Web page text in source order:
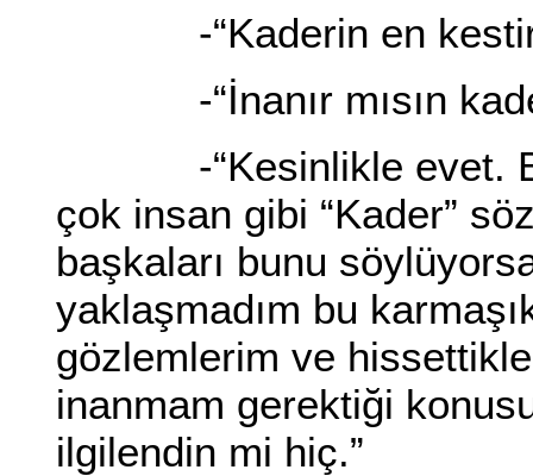
-“Kaderin en
-“İnanır mısın
-“Kesinlikle evet.
çok insan gibi “Kader”
başkaları bunu
yaklaşmadım bu
gözlemlerim ve
inanmam gerektiği
ilgilendin mi hiç.”